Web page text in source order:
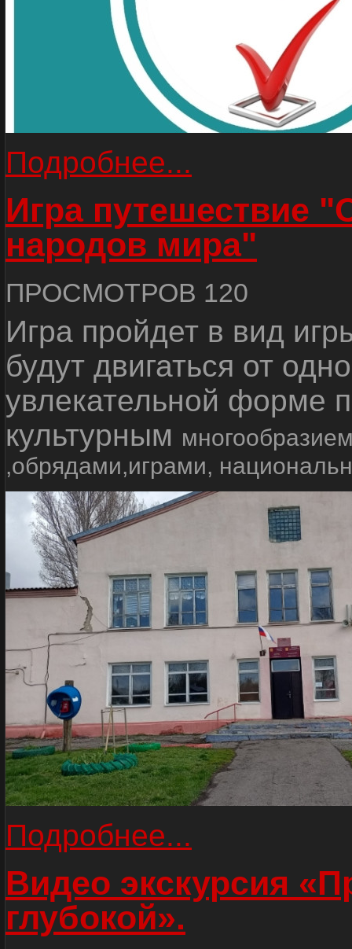
Подробнее...
Игра путешествие
народов мира"
ПРОСМОТРОВ 120
Игра пройдет в вид
будут двигаться от
увлекательной форме
культурным
,обрядами,играми,
Подробнее...
Видео экскурсия
глубокой».